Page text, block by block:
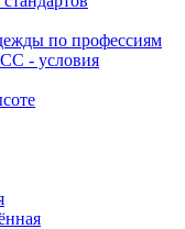
по профессиям
- условия